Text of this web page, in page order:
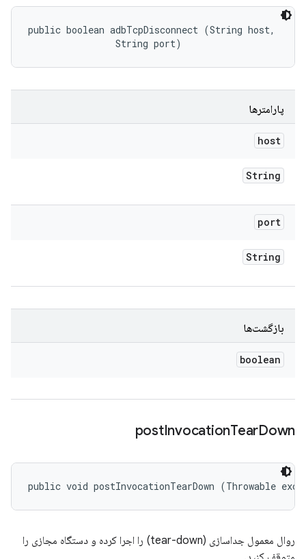
public boolean adbTcpDisconnect (String host,
                String port)
پارامترها
host
String
port
String
بازگشت‌ها
boolean
postInvocationTearDown
public void postInvocationTearDown (Throwable
روال معمول جداسازی (tear-down) را اجرا کرده و دستگاه مجازی را